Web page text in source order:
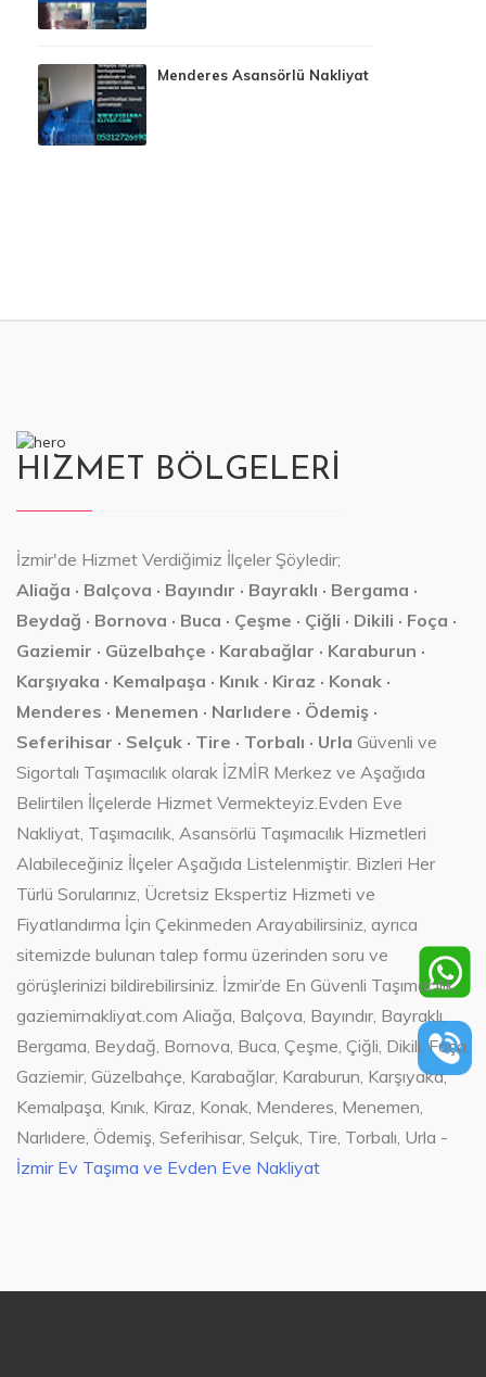
Menderes Asansörlü Nakliyat
HIZMET BÖLGELERİ
İzmir'de Hizmet Verdiğimiz İlçeler Şöyledir;
Aliağa · Balçova · Bayındır · Bayraklı · Bergama ·
Beydağ · Bornova · Buca · Çeşme · Çiğli · Dikili · Foça ·
Gaziemir · Güzelbahçe · Karabağlar · Karaburun ·
Karşıyaka · Kemalpaşa · Kınık · Kiraz · Konak ·
Menderes · Menemen · Narlıdere · Ödemiş ·
Seferihisar · Selçuk · Tire · Torbalı · Urla Güvenli ve
Sigortalı Taşımacılık olarak İZMİR Merkez ve Aşağıda
Belirtilen İlçelerde Hizmet Vermekteyiz.Evden Eve
Nakliyat, Taşımacılık, Asansörlü Taşımacılık Hizmetleri
Alabileceğiniz İlçeler Aşağıda Listelenmiştir. Bizleri Her
Türlü Sorularınız, Ücretsiz Ekspertiz Hizmeti ve
Fiyatlandırma İçin Çekinmeden Arayabilirsiniz, ayrıca
sitemizde bulunan talep formu üzerinden soru ve
görüşlerinizi bildirebilirsiniz. İzmir’de En Güvenli Taşımacılık,
gaziemirnakliyat.com Aliağa, Balçova, Bayındır, Bayraklı,
Bergama, Beydağ, Bornova, Buca, Çeşme, Çiğli, Dikili, Foça,
Gaziemir, Güzelbahçe, Karabağlar, Karaburun, Karşıyaka,
Kemalpaşa, Kınık, Kiraz, Konak, Menderes, Menemen,
Narlıdere, Ödemiş, Seferihisar, Selçuk, Tire, Torbalı, Urla -
İzmir Ev Taşıma ve Evden Eve Nakliyat